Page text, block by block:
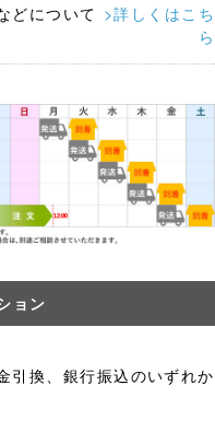
どについて >詳しくはこち
ら
ョン
引換、銀行振込のいずれか